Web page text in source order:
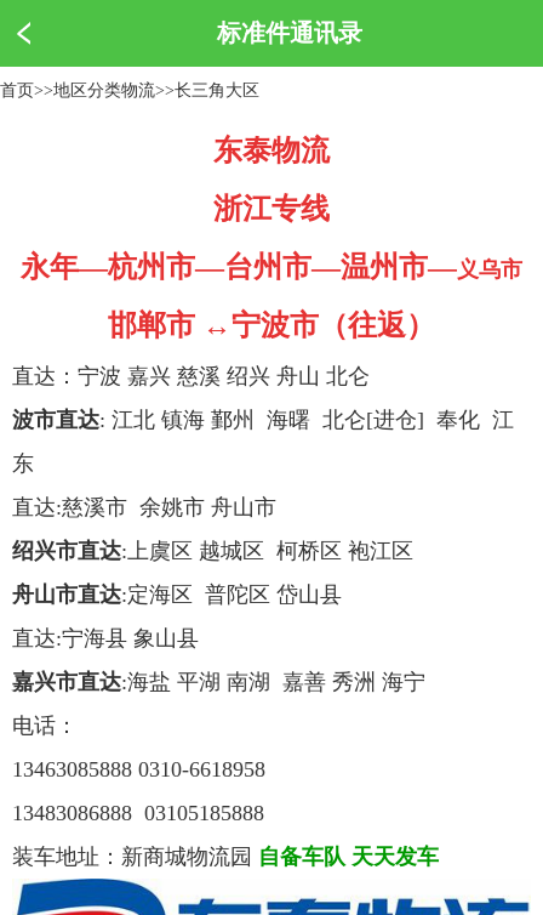
标准件通讯录
首页>>地区分类物流>>长三角大区
东泰物流
浙江专线
永年—杭州市—台州市—温州市—义乌市
邯郸市 ↔宁波市（往返）
直达：宁波 嘉兴 慈溪 绍兴 舟山 北仑
波市直达: 江北 镇海 鄞州 海曙 北仑[进仓] 奉化 江
东
直达:慈溪市 余姚市 舟山市
绍兴市直达:上虞区 越城区 柯桥区 袍江区
舟山市直达:定海区 普陀区 岱山县
直达:宁海县 象山县
嘉兴市直达:海盐 平湖 南湖 嘉善 秀洲 海宁
电话：
13463085888 0310-6618958
13483086888 03105185888
装车地址：新商城物流园 自备车队 天天发车